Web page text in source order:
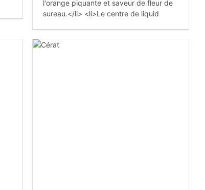
l'orange piquante et saveur de fleur de
sureau.</li> <li>Le centre de liquid